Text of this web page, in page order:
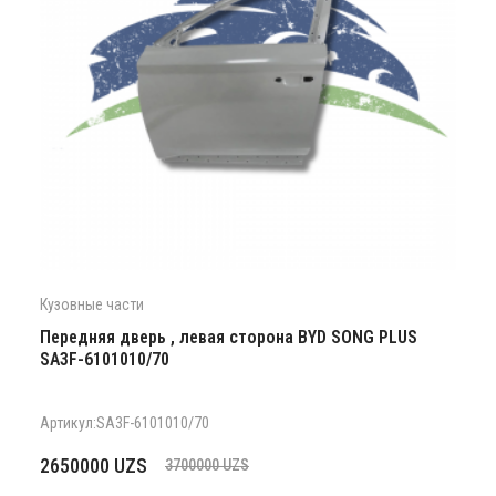
Кузовные части
Передняя дверь , левая сторона BYD SONG PLUS
SA3F-6101010/70
Артикул:SA3F-6101010/70
3700000UZS
Первоначальная
2650000 UZS
Текущая